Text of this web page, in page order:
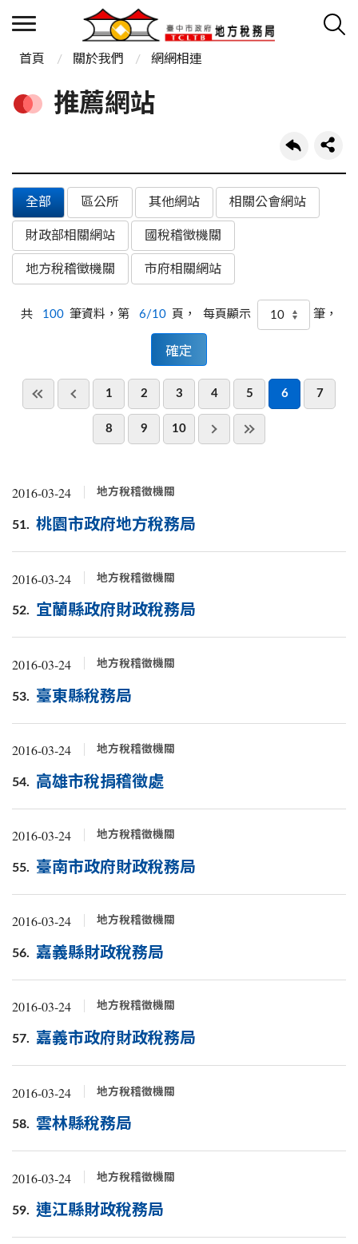
首頁 關於我們 網網相連
推薦網站
全部 區公所 其他網站 相關公會網站
財政部相關網站 國稅稽徵機關
地方稅稽徵機關 市府相關網站
共 100 筆資料，第 6/10 頁， 每頁顯示 筆，
1 2 3 4 5 6 7
8 9 10
2016-03-24 地方稅稽徵機關
51. 桃園市政府地方稅務局
2016-03-24 地方稅稽徵機關
52. 宜蘭縣政府財政稅務局
2016-03-24 地方稅稽徵機關
53. 臺東縣稅務局
2016-03-24 地方稅稽徵機關
54. 高雄市稅捐稽徵處
2016-03-24 地方稅稽徵機關
55. 臺南市政府財政稅務局
2016-03-24 地方稅稽徵機關
56. 嘉義縣財政稅務局
2016-03-24 地方稅稽徵機關
57. 嘉義市政府財政稅務局
2016-03-24 地方稅稽徵機關
58. 雲林縣稅務局
2016-03-24 地方稅稽徵機關
59. 連江縣財政稅務局